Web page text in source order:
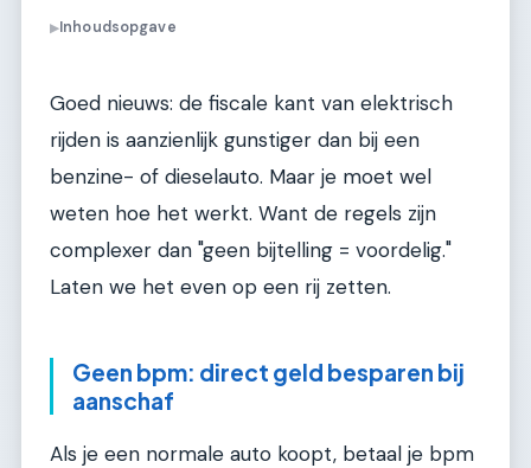
▶Inhoudsopgave
Goed nieuws: de fiscale kant van elektrisch
rijden is aanzienlijk gunstiger dan bij een
benzine- of dieselauto. Maar je moet wel
weten hoe het werkt. Want de regels zijn
complexer dan "geen bijtelling = voordelig."
Laten we het even op een rij zetten.
Geen bpm: direct geld besparen bij
aanschaf
Als je een normale auto koopt, betaal je bpm